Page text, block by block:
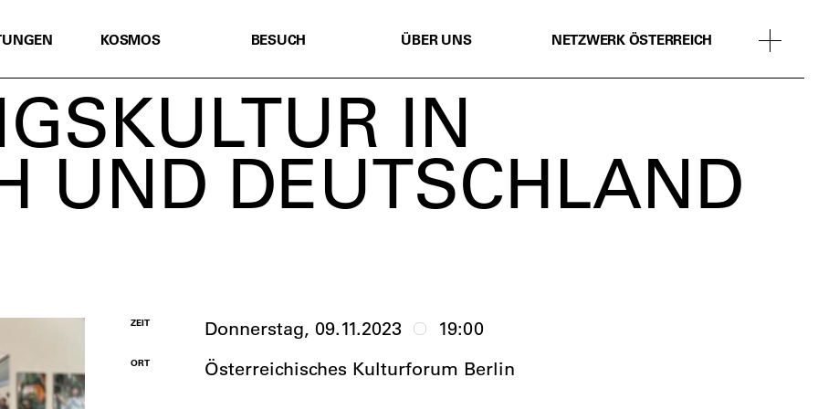
KOSMOS BESUCH ÜBER UNS NETZWERK ÖSTERREICH
IN
UND DEUTSCHLAND
ZEIT Donnerstag, 09.11.2023 19:00
ORT Österreichisches Kulturforum Berlin